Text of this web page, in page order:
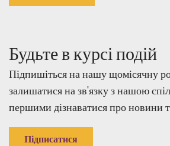
Будьте в курсі подій
Підпишіться на нашу щомісячну
залишатися на зв'язку з нашою
першими дізнаватися про новини
Підписатися